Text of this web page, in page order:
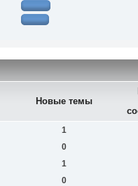
Новые темы
1
0
1
0